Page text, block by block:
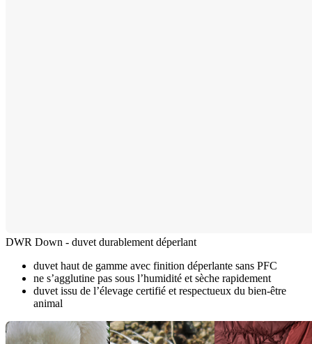
DWR Down - duvet durablement déperlant
duvet haut de gamme avec finition déperlante sans PFC
ne s’agglutine pas sous l’humidité et sèche rapidement
duvet issu de l’élevage certifié et respectueux du bien-être
animal